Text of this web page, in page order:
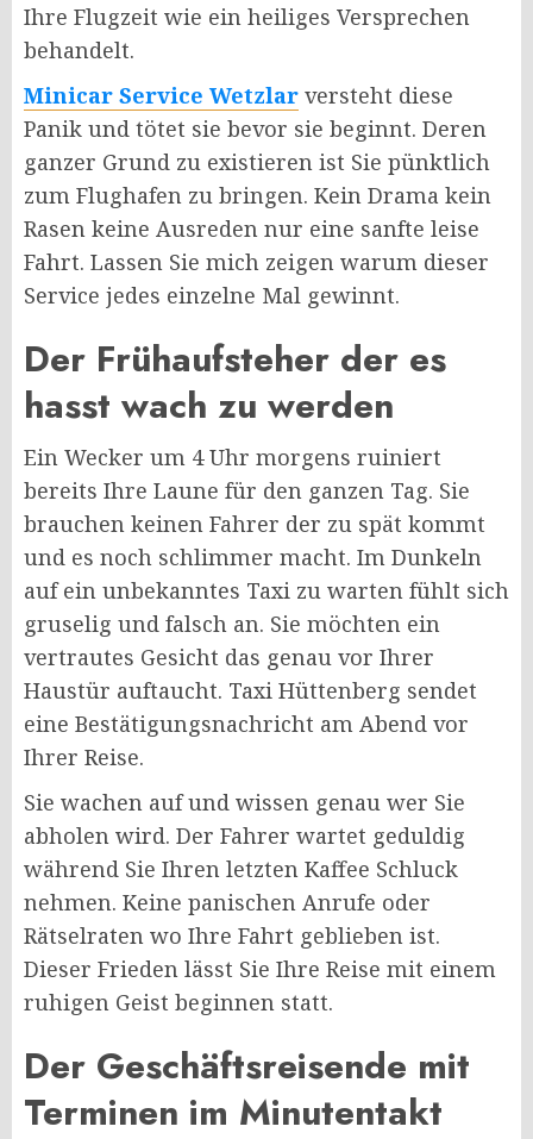
Ihre Flugzeit wie ein heiliges Versprechen
behandelt.
Minicar Service Wetzlar versteht diese
Panik und tötet sie bevor sie beginnt. Deren
ganzer Grund zu existieren ist Sie pünktlich
zum Flughafen zu bringen. Kein Drama kein
Rasen keine Ausreden nur eine sanfte leise
Fahrt. Lassen Sie mich zeigen warum dieser
Service jedes einzelne Mal gewinnt.
Der Frühaufsteher der es
hasst wach zu werden
Ein Wecker um 4 Uhr morgens ruiniert
bereits Ihre Laune für den ganzen Tag. Sie
brauchen keinen Fahrer der zu spät kommt
und es noch schlimmer macht. Im Dunkeln
auf ein unbekanntes Taxi zu warten fühlt sich
gruselig und falsch an. Sie möchten ein
vertrautes Gesicht das genau vor Ihrer
Haustür auftaucht. Taxi Hüttenberg sendet
eine Bestätigungsnachricht am Abend vor
Ihrer Reise.
Sie wachen auf und wissen genau wer Sie
abholen wird. Der Fahrer wartet geduldig
während Sie Ihren letzten Kaffee Schluck
nehmen. Keine panischen Anrufe oder
Rätselraten wo Ihre Fahrt geblieben ist.
Dieser Frieden lässt Sie Ihre Reise mit einem
ruhigen Geist beginnen statt.
Der Geschäftsreisende mit
Terminen im Minutentakt